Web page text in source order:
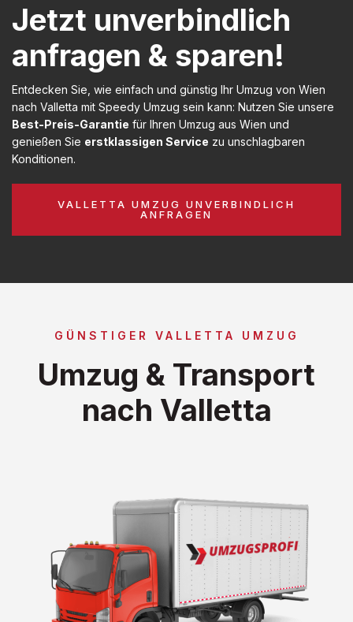
Jetzt unverbindlich
anfragen & sparen!
Entdecken Sie, wie einfach und günstig Ihr Umzug von Wien
nach Valletta mit Speedy Umzug sein kann: Nutzen Sie unsere
Best-Preis-Garantie für Ihren Umzug aus Wien und
genießen Sie erstklassigen Service zu unschlagbaren
Konditionen.
VALLETTA UMZUG UNVERBINDLICH
ANFRAGEN
GÜNSTIGER VALLETTA UMZUG
Umzug & Transport
nach Valletta